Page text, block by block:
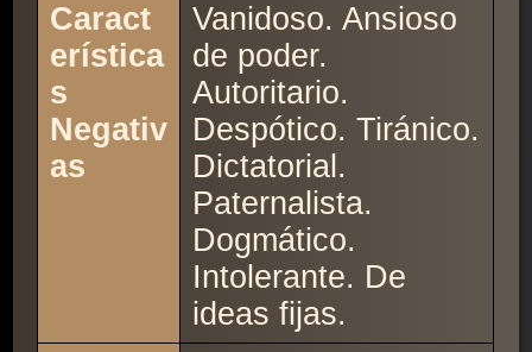
Caract
erística
s
Negativ
as
Vanidoso. Ansioso
de poder.
Autoritario.
Despótico. Tiránico.
Dictatorial.
Paternalista.
Dogmático.
Intolerante. De
ideas fijas.